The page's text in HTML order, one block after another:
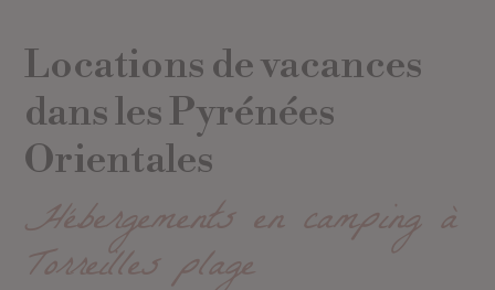
Locations de vacances
dans les Pyrénées
Orientales
Hébergements en camping à
Torreilles plage